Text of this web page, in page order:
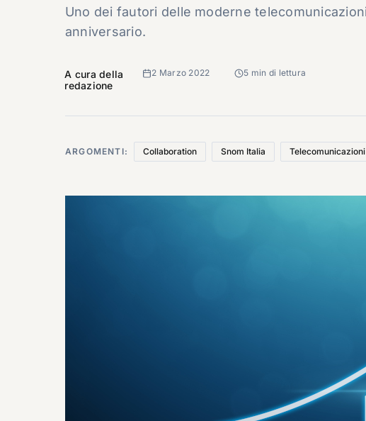
Uno dei fautori delle moderne
anniversario.
A cura della
redazione
2 Marzo 2022 5 min di lettura
ARGOMENTI: Collaboration Snom Italia Telecomunicazioni